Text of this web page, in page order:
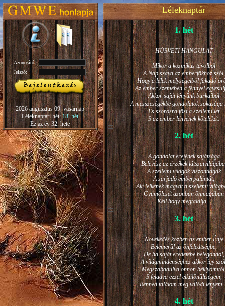
Azonosító:
Jelszó:
2026 augusztus 09, vasárnap
Léleknaptári hét:18. hét
Ez az év 32. hete
Léleknaptár
1. hét
HÚSVÉTI HANGULAT
Mikor a kozmikus távolból
A Nap szava az emberfőkhöz szól,
Hogy a lélek mélységeiből fakadó
Az ember szemében a fénnyel
Akkor saját lényünk burkaiból
A messzeségekbe gondolatok sokasága
És szorosra főzi a szellemi lét
S az ember lényének kötelékét.
2. hét
A gondolat erejének sajátsága
Belevész az érzékek
A szellemi világok viszontlátják
A sarjadó emberpalántát,
Aki lelkének magvát a szellemi
Gyümölcsét azonban önmagában
Kell hogy megtalálja.
3. hét
Növekedés közben az ember Énje
Belemerül az önfeledtségbe,
De ha saját eredetébe belegondol,
A világmindenséghez akkor így
Megszabadulva önnön
S feladva ezzel elkülönültségem,
Benned találom meg valódi
4. hét